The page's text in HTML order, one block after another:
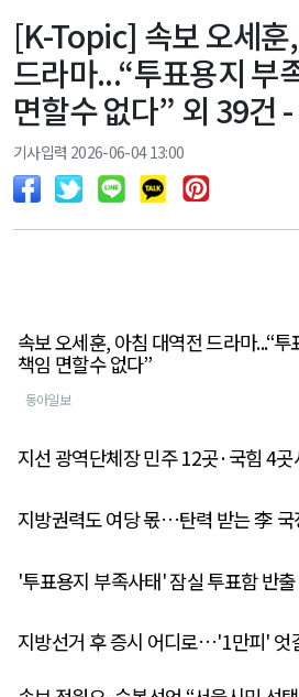
[K-Topic] 속보 오세훈
드라마...“투표용지 부
면할수 없다” 외 39건
기사입력 2026-06-04 13:00
속보 오세훈, 아침 대역전 드라마...“
책임 면할수 없다”
동아일보
지선 광역단체장 민주 12곳·국힘 4곳
지방권력도 여당 몫…탄력 받는 李 국
'투표용지 부족사태' 잠실 투표함 반
지방선거 후 증시 어디로…'1만피' 엇